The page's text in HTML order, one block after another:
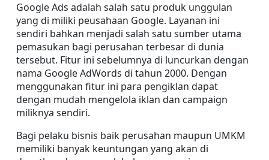
Google Ads adalah salah satu produk unggulan
yang di miliki peusahaan Google. Layanan ini
sendiri bahkan menjadi salah satu sumber utama
pemasukan bagi perusahan terbesar di dunia
tersebut. Fitur ini sebelumnya di luncurkan dengan
nama Google AdWords di tahun 2000. Dengan
menggunakan fitur ini para pengiklan dapat
dengan mudah mengelola iklan dan campaign
miliknya sendiri.
Bagi pelaku bisnis baik perusahan maupun UMKM
memiliki banyak keuntungan yang akan di